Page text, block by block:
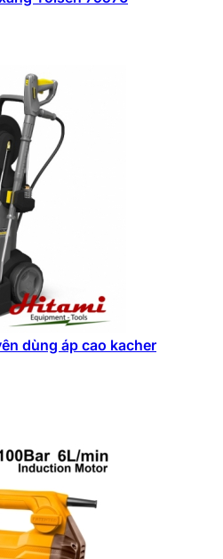
dùng áp cao kacher